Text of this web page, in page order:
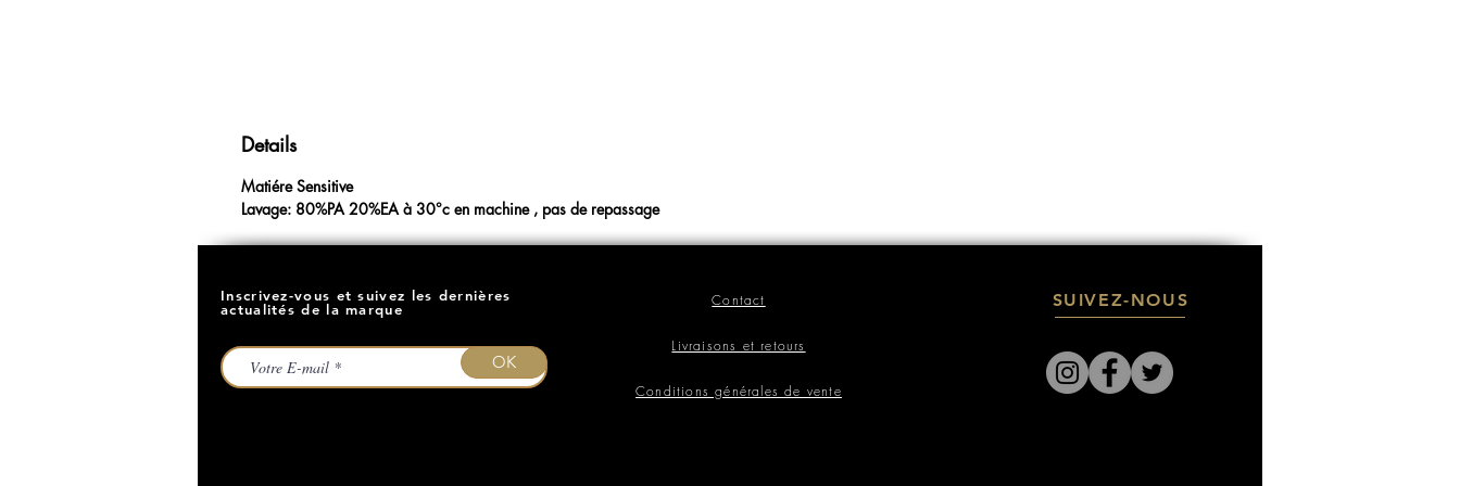
Details
Matiére Sensitive
Lavage: 80%PA 20%EA à 30°c en machine , pas de repassage
Inscrivez-vous et suivez les dernières
actualités de la marque
Contact
Livraisons et retours
Conditions générales de vente
OK
SUIVEZ-NOUS